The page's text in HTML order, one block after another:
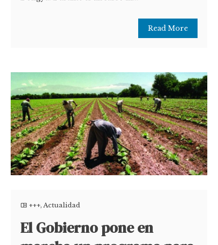
Read More
+++,Actualidad
El Gobierno pone en